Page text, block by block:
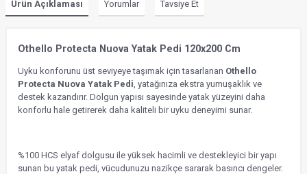
Ürün Açıklaması Yorumlar Tavsiye Et
Othello Protecta Nuova Yatak Pedi 120x200 Cm
Uyku konforunu üst seviyeye taşımak için tasarlanan Othello
Protecta Nuova Yatak Pedi , yatağınıza ekstra yumuşaklık ve
destek kazandırır. Dolgun yapısı sayesinde yatak yüzeyini daha
konforlu hale getirerek daha kaliteli bir uyku deneyimi sunar.
%100 HCS elyaf dolgusu ile yüksek hacimli ve destekleyici bir yapı
sunan bu yatak pedi, vücudunuzu nazikçe sararak basıncı dengeler.